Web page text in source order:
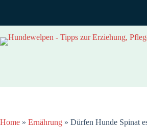
Home » Ernährung » Dürfen Hunde Spinat